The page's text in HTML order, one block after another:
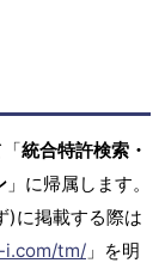
統合特許検索・
」に帰属します。
)に掲載する際は
tm/ 」を明